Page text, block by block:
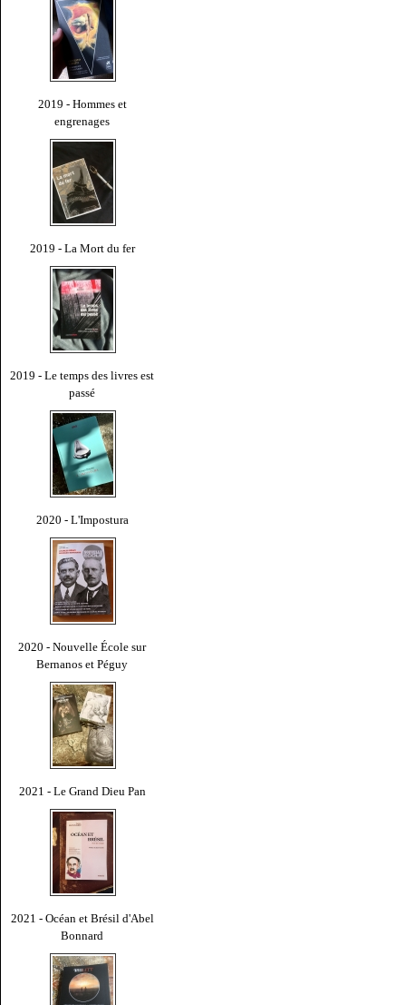
2019 - Hommes et
engrenages
2019 - La Mort du fer
2019 - Le temps des livres est
passé
2020 - L'Impostura
2020 - Nouvelle École sur
Bernanos et Péguy
2021 - Le Grand Dieu Pan
2021 - Océan et Brésil d'Abel
Bonnard